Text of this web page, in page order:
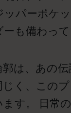
ッパーポケ
も備わって
は、あの
じく、この
す。 日常